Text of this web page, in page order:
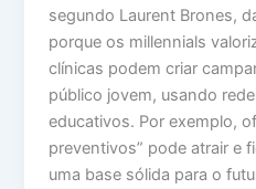
segundo Laurent Brones,
porque os millennials
clínicas podem criar
público jovem, usando
educativos. Por exemplo,
preventivos” pode atrair e
uma base sólida para o